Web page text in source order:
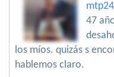
mtp24
47
los míos. quizás s
hablemos claro.